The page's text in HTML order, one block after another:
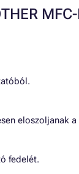
eloszoljanak
fedelét.